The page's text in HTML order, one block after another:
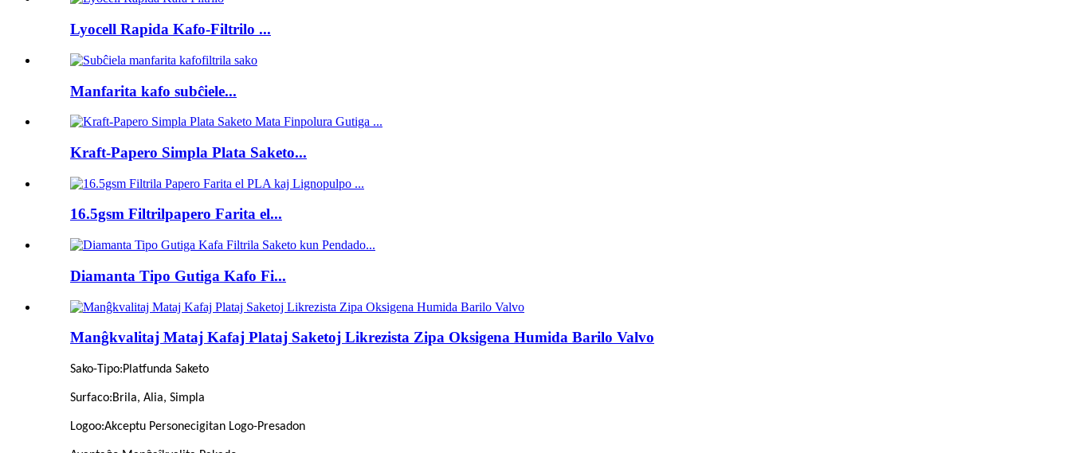
Lyocell Rapida Kafo-Filtrilo ...
Manfarita kafo subĉiele...
Kraft-Papero Simpla Plata Saketo...
16.5gsm Filtrilpapero Farita el...
Diamanta Tipo Gutiga Kafo Fi...
Manĝkvalitaj Mataj Kafaj Plataj Saketoj Likrezista Zipa Oksigena Humida Barilo Valvo
Sako-Tipo:Platfunda Saketo
Surfaco:Brila, Alia, Simpla
Logoo:Akceptu Personecigitan Logo-Presadon